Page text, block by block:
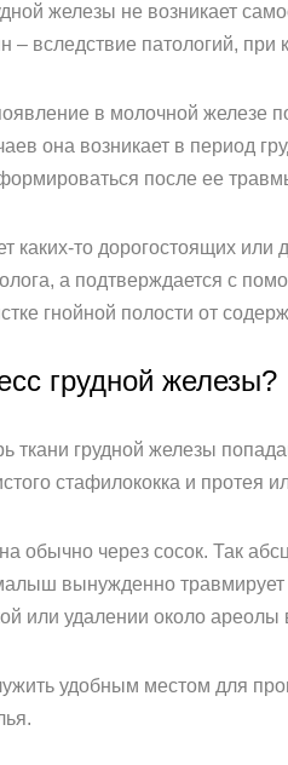
железы не возникает
– вследствие патологий,
в молочной железе
она возникает в период
после ее
каких-то дорогостоящих
а подтверждается с
гнойной полости от
грудной железы?
ткани грудной железы
стафилококка и протея
обычно через сосок. Так
вынужденно
или удалении около ареолы
удобным местом для